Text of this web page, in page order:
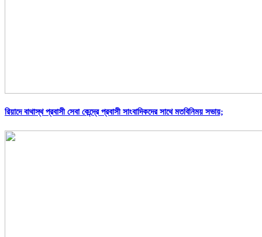
রিয়াদে বাথাস্থ প্রবাসী সেবা কেন্দ্রে প্রবাসী সাংবাদিকদের সাথে মতবিনিময় সভায়;